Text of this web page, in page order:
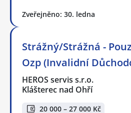
Zveřejněno: 30. ledna
Strážný/Strážná -
Ozp (Invalidní
HEROS servis s.r.o.
Klášterec nad Ohří
20 000 – 27 000 Kč